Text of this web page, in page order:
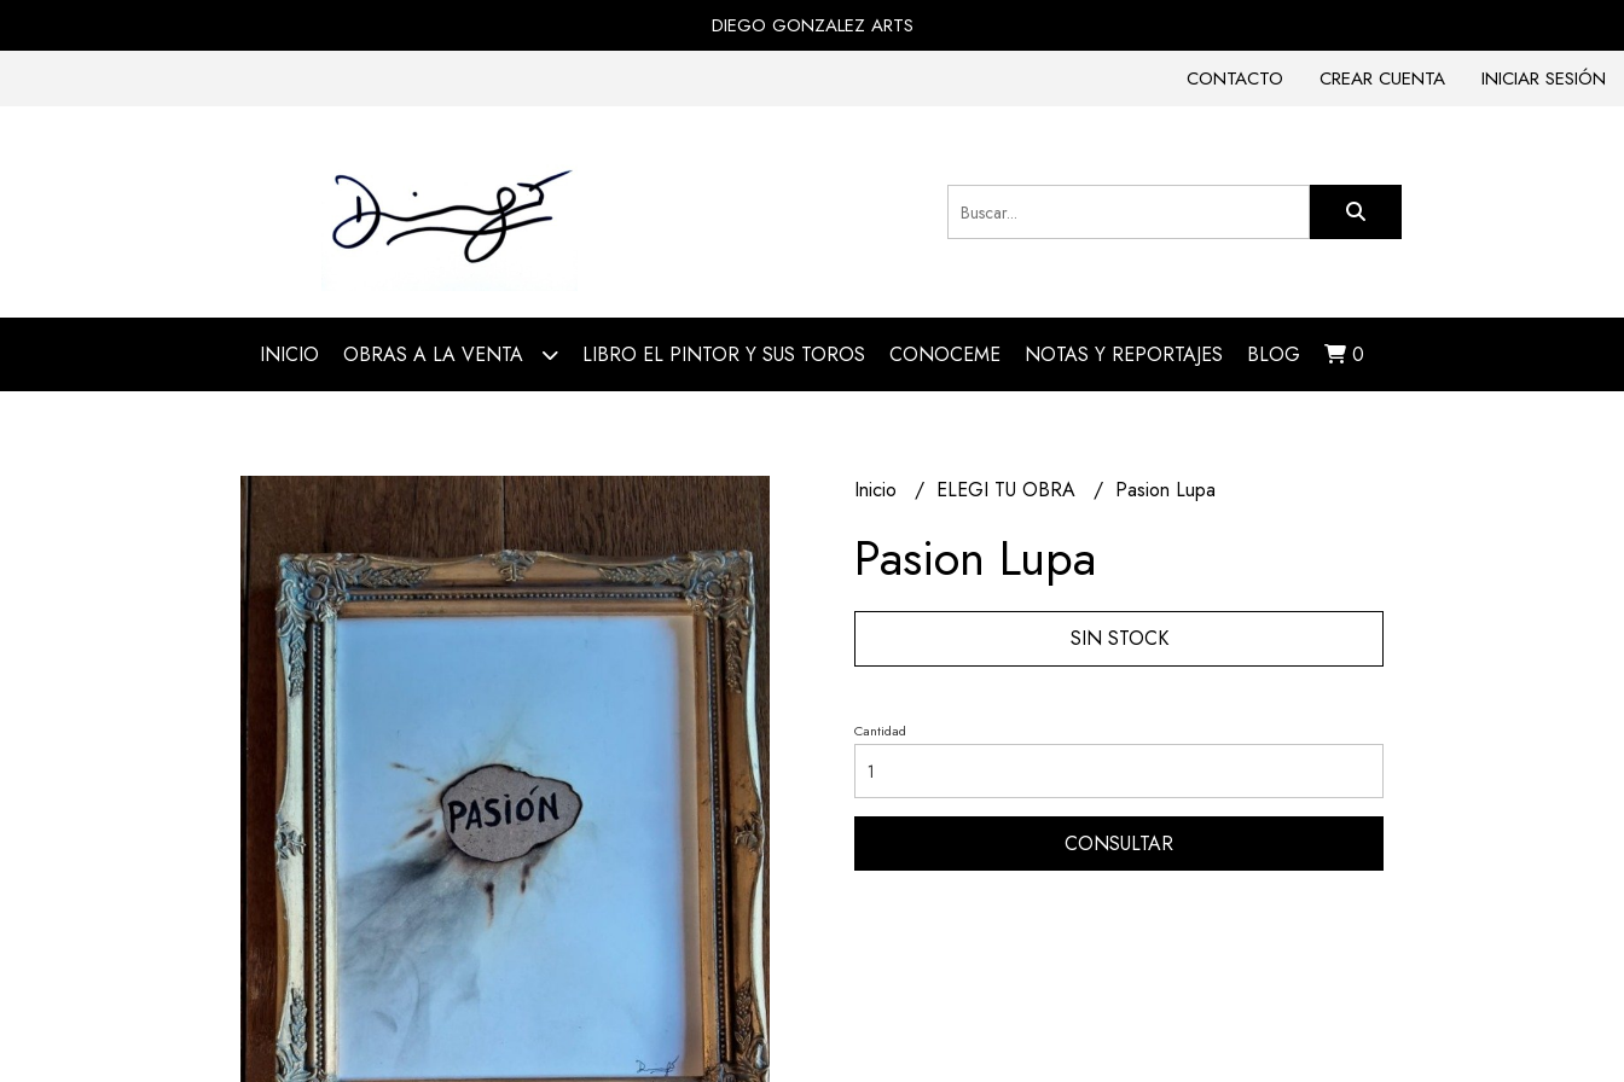
DIEGO GONZALEZ ARTS
CONTACTO
CREAR CUENTA INICIAR SESIÓN
INICIO OBRAS A LA VENTA LIBRO EL PINTOR Y SUS TOROS CONOCEME NOTAS Y REPORTAJES BLOG 0
Inicio ELEGI TU OBRA Pasion Lupa
Pasion Lupa
SIN STOCK
Cantidad
CONSULTAR